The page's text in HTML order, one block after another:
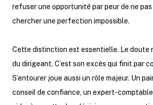
refuser une opportunité par peur de ne
chercher une perfection impossible.
Cette distinction est essentielle. Le doute
du dirigeant. C’est son excès qui finit par
S’entourer joue aussi un rôle majeur. Un
conseil de confiance, un expert-